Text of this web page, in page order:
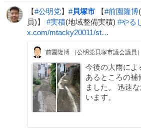
【#公明党】 #貝塚市 【#前園隆博
員)】 #実積(地域整備実積) #やる
x.com/mtacky20011/st…
前園隆博 （公明党貝塚市議会議員）
今後の大雨によ
あるところの補
ました。 迅速
います。